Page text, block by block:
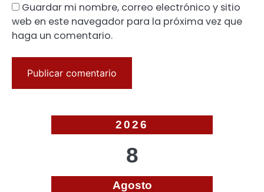
Guardar mi nombre, correo electrónico y sitio
web en este navegador para la próxima vez que
haga un comentario.
2026
8
Agosto